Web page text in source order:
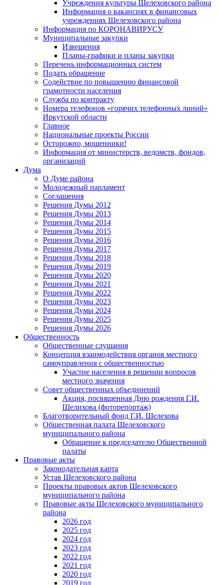
Учреждения культуры Шелеховского района
Информация о вакансиях в финансовых
учреждениях Шелеховского района
Информация по КОРОНАВИРУСУ
Муниципальные закупки
Извещения
Планы-графики и планы закупки
Перечень информационных систем
Подать обращение
Содействие по повышению финансовой
грамотности населения
Служба по контракту
Номера телефонов «горячих телефонных линий»
Иркутской области
Главное
Национальные проекты России
Осторожно, мошенники!
Информация от министерств, ведомств, фондов,
организаций
Дума
О Думе района
Молодежный парламент
Соглашения
Решения Думы 2012
Решения Думы 2013
Решения Думы 2014
Решения Думы 2015
Решения Думы 2016
Решения Думы 2017
Решения Думы 2018
Решения Думы 2019
Решения Думы 2020
Решения Думы 2021
Решения Думы 2022
Решения Думы 2023
Решения Думы 2024
Решения Думы 2025
Решения Думы 2026
Общественность
Общественные слушания
Концепция взаимодействия органов местного
самоуправления с общественностью
Участие населения в решении вопросов
местного значения
Совет общественных объединений
Акция, посвященная Дню рождения Г.И.
Шелихова (фоторепортаж)
Благотворительный фонд Г.И. Шелехова
Общественная палата Шелеховского
муниципального района
Обращение к председателю Общественной
палаты
Правовые акты
Законодательная карта
Устав Шелеховского района
Проекты правовых актов Шелеховского
муниципального района
Правовые акты Шелеховского муниципального
района
2026 год
2025 год
2024 год
2023 год
2022 год
2021 год
2020 год
2019 год